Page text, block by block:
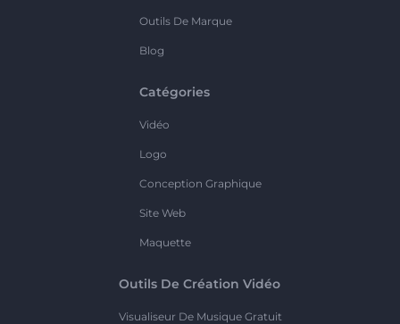
Outils De Marque
Blog
Catégories
Vidéo
Logo
Conception Graphique
Site Web
Maquette
Outils De Création Vidéo
Visualiseur De Musique Gratuit